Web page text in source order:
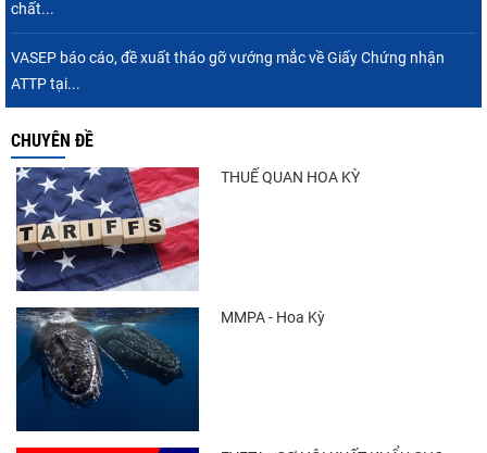
chất...
VASEP báo cáo, đề xuất tháo gỡ vướng mắc về Giấy Chứng nhận
ATTP tại...
CHUYÊN ĐỀ
THUẾ QUAN HOA KỲ
MMPA - Hoa Kỳ